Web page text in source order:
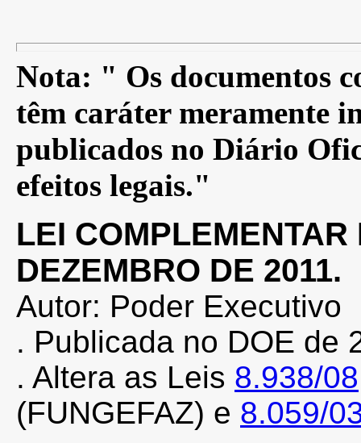
Nota: " Os documentos
têm caráter meramente
publicados no Diário
efeitos legais."
LEI COMPLEMENTAR
DEZEMBRO DE 2011.
Autor: Poder Executivo
. Publicada no DOE de
. Altera as Leis 8.938/08
(FUNGEFAZ) e 8.059/